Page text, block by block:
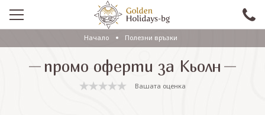
ПРОМО
EКСКУРЗИИ СЪС САМОЛЕТ
Начало Полезни връзки
промо оферти за Кьолн
Вашата оценка